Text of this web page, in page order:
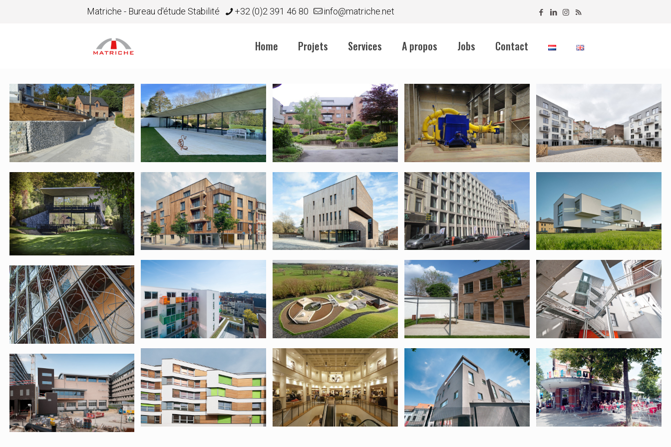
Matriche - Bureau d'étude Stabilité +32 (0)2 391 46 80 info@matriche.net
Home Projets Services A propos Jobs Contact
12707 – Rue des
frères Herpain
12373 – Hayez –
Pool House
12170 –
Bonaparte – Parc
Du Lion
11940 – Virunga –
Centrale
Hydroélectrique
11392 – Fonds du
logement
11290 – Alpha
Consulting
11098 – Dubrucq
– Escaut
10933 – Agifra
10412 – Motel
One
10305 – Delphi
Genetics
10303 – Crèche
Wali
10036 – Station
d’épuration
09735 – L’Équipe
09720 – Green
Immo
09699 – Brasserie
09612 – Midi –
Suède
09566 – H&M 09508 – SDRC
09491 – Le bar du
matin
09486 – Siamur
BC